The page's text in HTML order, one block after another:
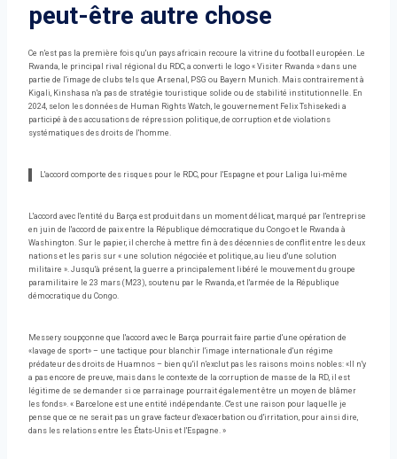
peut-être autre chose
Ce n'est pas la première fois qu'un pays africain recoure la vitrine du football européen. Le
Rwanda, le principal rival régional du RDC, a converti le logo « Visiter Rwanda » dans une
partie de l'image de clubs tels que Arsenal, PSG ou Bayern Munich. Mais contrairement à
Kigali, Kinshasa n'a pas de stratégie touristique solide ou de stabilité institutionnelle. En
2024, selon les données de Human Rights Watch, le gouvernement Felix Tshisekedi a
participé à des accusations de répression politique, de corruption et de violations
systématiques des droits de l'homme.
L'accord comporte des risques pour le RDC, pour l'Espagne et pour Laliga lui-même
L'accord avec l'entité du Barça est produit dans un moment délicat, marqué par l'entreprise
en juin de l'accord de paix entre la République démocratique du Congo et le Rwanda à
Washington. Sur le papier, il cherche à mettre fin à des décennies de conflit entre les deux
nations et les paris sur « une solution négociée et politique, au lieu d'une solution
militaire ». Jusqu'à présent, la guerre a principalement libéré le mouvement du groupe
paramilitaire le 23 mars (M23), soutenu par le Rwanda, et l'armée de la République
démocratique du Congo.
Messery soupçonne que l'accord avec le Barça pourrait faire partie d'une opération de
«lavage de sport» – une tactique pour blanchir l'image internationale d'un régime
prédateur des droits de Huamnos – bien qu'il n'exclut pas les raisons moins nobles: «Il n'y
a pas encore de preuve, mais dans le contexte de la corruption de masse de la RD, il est
légitime de se demander si ce parrainage pourrait également être un moyen de blâmer
les fonds». « Barcelone est une entité indépendante. C'est une raison pour laquelle je
pense que ce ne serait pas un grave facteur d'exacerbation ou d'irritation, pour ainsi dire,
dans les relations entre les États-Unis et l'Espagne. »